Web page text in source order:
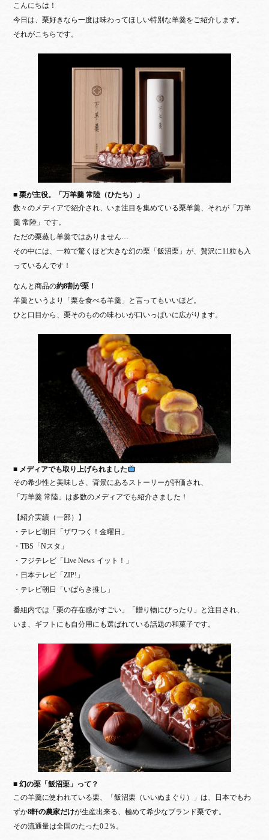
bo
ok
tte
r
こんにちは！
今日は、栗好きなら一度は味わってほしい特別な羊羹をご紹介します。
それがこちらです。
■ 栗が主役。「万羊羹 常陸（ひたち）」
数々のメディアで紹介され、いま注目を集めている栗羊羹、それが「万羊
羹 常陸」です。
ただの栗蒸し羊羹ではありません…
その中には、一粒で驚くほど大きな幻の栗「飯沼栗」が、贅沢に11粒も入
っているんです！
なんと商品の約8割が栗！
羊羹というより「栗を食べる羊羹」と言ってもいいほど。
ひと口目から、栗そのものの味わいが口いっぱいに広がります。
■ メディアでも取り上げられました
その希少性と美味しさ、背景にあるストーリーが評価され、
「万羊羹 常陸」は多数のメディアでも紹介さました！
【紹介実績（一部）】
・テレビ朝日「ザワつく！金曜日」
・TBS「Nスタ」
・フジテレビ「Live News イット！」
・日本テレビ「ZIP!」
・テレビ朝日「いばらき推し」
番組内では「栗の存在感がすごい」「贈り物にぴったり」と注目され、
いま、ギフトにも自分用にも選ばれている話題の和菓子です。
■ 幻の栗「飯沼栗」って？
この羊羹に使われている栗、「飯沼栗（いいぬまぐり）」は、日本でもわ
ずか8軒の農家だけが生産出来る、極めて希少なブランド栗です。
その流通量は全国のたった0.2％。